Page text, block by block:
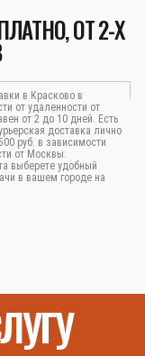
ОТ 2-Х
в Красково в
от удаленности от
от 2 до 10 дней. Есть
доставка лично
руб. в зависимости
от Москвы.
выберете удобный
в вашем городе на